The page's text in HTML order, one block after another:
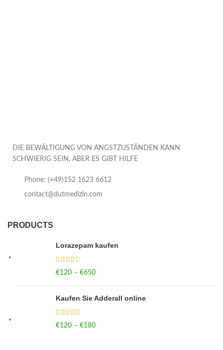
DIE BEWÄLTIGUNG VON ANGSTZUSTÄNDEN KANN
SCHWIERIG SEIN, ABER ES GIBT HILFE
Phone: (+49)152 1623 6612
contact@dutmedizin.com
PRODUCTS
Lorazepam kaufen
€120 – €650
Kaufen Sie Adderall online
€120 – €180